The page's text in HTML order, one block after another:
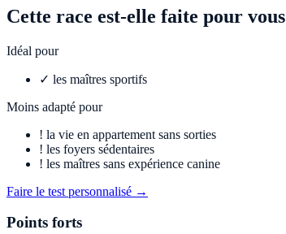
Cette race est-elle faite pour
Idéal pour
✓ les maîtres sportifs
Moins adapté pour
! la vie en appartement sans sorties
! les foyers sédentaires
! les maîtres sans expérience canine
Faire le test personnalisé →
Points forts